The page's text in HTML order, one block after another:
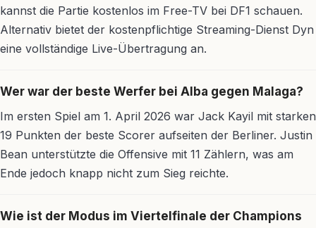
kannst die Partie kostenlos im Free-TV bei DF1 schauen.
Alternativ bietet der kostenpflichtige Streaming-Dienst Dyn
eine vollständige Live-Übertragung an.
Wer war der beste Werfer bei Alba gegen Malaga?
Im ersten Spiel am 1. April 2026 war Jack Kayil mit starken
19 Punkten der beste Scorer aufseiten der Berliner. Justin
Bean unterstützte die Offensive mit 11 Zählern, was am
Ende jedoch knapp nicht zum Sieg reichte.
Wie ist der Modus im Viertelfinale der Champions